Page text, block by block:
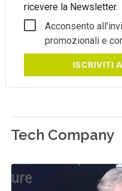
ricevere la Newsletter.
Acconsento
promozionali e
ISCRIVITI
Tech Company